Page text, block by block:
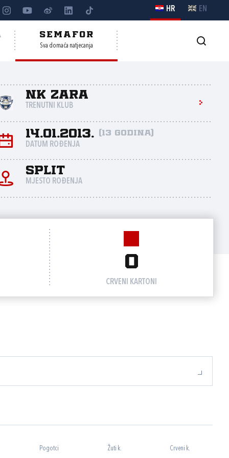
HR EN
SEMAFOR
Sva domaća natjecanja
NK Zara
TRENUTNI KLUB
14.01.2013. (13 godina)
DATUM ROĐENJA
Split
MJESTO ROĐENJA
0
CRVENI KARTONI
Pogotci Žuti k. Crveni k.